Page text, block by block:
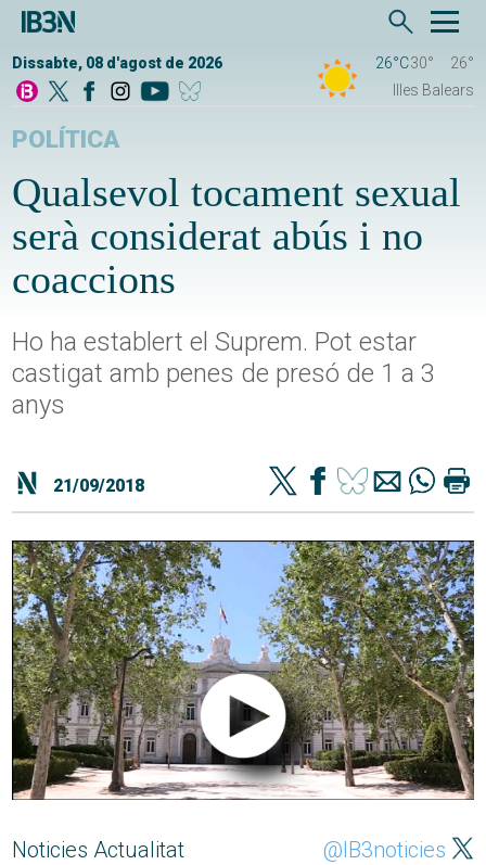
Dissabte, 08 d'agost de 2026 26°C30°
26°
Illes Balears
POLÍTICA
Qualsevol tocament sexual
serà considerat abús i no
coaccions
Ho ha establert el Suprem. Pot estar
castigat amb penes de presó de 1 a 3
anys
21/09/2018
Noticies Actualitat @IB3noticies